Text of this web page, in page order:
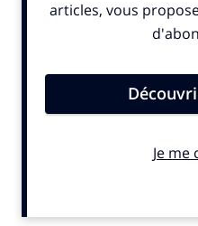
Ces résultats prouvent
SportBusiness.Club.Ils
adhésion dans toutes les
résume bien l’atmosphère